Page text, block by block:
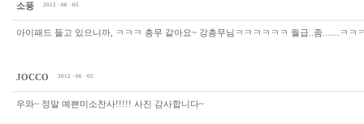
소풍 2012 · 06 · 05
아이패드 들고 있으니까, ㅋㅋㅋ 총무 같아요~ 강총무님ㅋㅋㅋㅋㅋㅋ 월급..좀.......ㅋ
JOCCO 2012 · 06 · 05
우와~ 정말 예쁜미소찬사!!!!! 사진 감사합니다~